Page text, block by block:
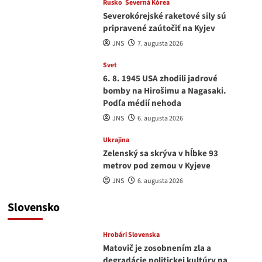
Rusko Severná Kórea
Severokórejské raketové sily sú
pripravené zaútočiť na Kyjev
JNS 7. augusta 2026
Svet
6. 8. 1945 USA zhodili jadrové
bomby na Hirošimu a Nagasaki.
Podľa médií nehoda
JNS 6. augusta 2026
Ukrajina
Zelenský sa skrýva v hĺbke 93
metrov pod zemou v Kyjeve
JNS 6. augusta 2026
Slovensko
Hrobári Slovenska
Matovič je zosobnením zla a